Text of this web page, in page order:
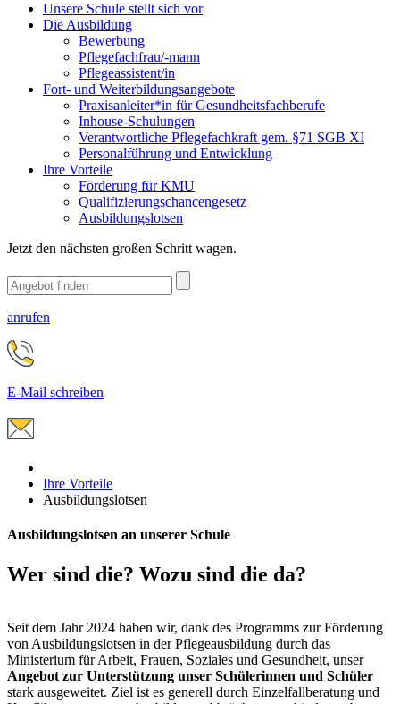
Unsere Schule stellt sich vor
Die Ausbildung
Bewerbung
Pflegefachfrau/-mann
Pflegeassistent/in
Fort- und Weiterbildungsangebote
Praxisanleiter*in für Gesundheitsfachberufe
Inhouse-Schulungen
Verantwortliche Pflegefachkraft gem. §71 SGB XI
Personalführung und Entwicklung
Ihre Vorteile
Förderung für KMU
Qualifizierungschancengesetz
Ausbildungslotsen
Jetzt den nächsten großen Schritt wagen.
anrufen
E-Mail schreiben
Ihre Vorteile
Ausbildungslotsen
Ausbildungslotsen an unserer Schule
Wer sind die? Wozu sind die da?
Seit dem Jahr 2024 haben wir, dank des Programms zur Förderung
von Ausbildungslotsen in der Pflegeausbildung durch das
Ministerium für Arbeit, Frauen, Soziales und Gesundheit, unser
Angebot zur Unterstützung unser Schülerinnen und Schüler
stark ausgeweitet. Ziel ist es generell durch Einzelfallberatung und